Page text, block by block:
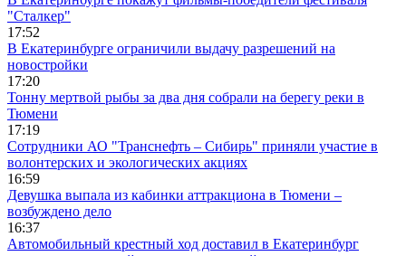
"Сталкер"
17:52
В Екатеринбурге ограничили выдачу разрешений на
новостройки
17:20
Тонну мертвой рыбы за два дня собрали на берегу реки в
Тюмени
17:19
Сотрудники АО "Транснефть – Сибирь" приняли участие в
волонтерских и экологических акциях
16:59
Девушка выпала из кабинки аттракциона в Тюмени –
возбуждено дело
16:37
Автомобильный крестный ход доставил в Екатеринбург